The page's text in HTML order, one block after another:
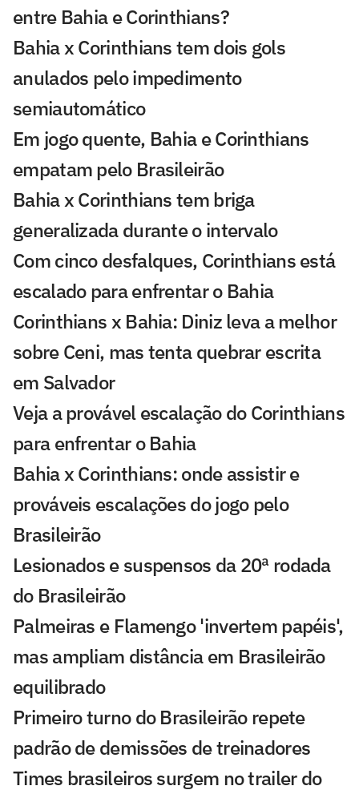
entre Bahia e Corinthians?
Bahia x Corinthians tem dois gols
anulados pelo impedimento
semiautomático
Em jogo quente, Bahia e Corinthians
empatam pelo Brasileirão
Bahia x Corinthians tem briga
generalizada durante o intervalo
Com cinco desfalques, Corinthians está
escalado para enfrentar o Bahia
Corinthians x Bahia: Diniz leva a melhor
sobre Ceni, mas tenta quebrar escrita
em Salvador
Veja a provável escalação do Corinthians
para enfrentar o Bahia
Bahia x Corinthians: onde assistir e
prováveis escalações do jogo pelo
Brasileirão
Lesionados e suspensos da 20ª rodada
do Brasileirão
Palmeiras e Flamengo 'invertem papéis',
mas ampliam distância em Brasileirão
equilibrado
Primeiro turno do Brasileirão repete
padrão de demissões de treinadores
Times brasileiros surgem no trailer do